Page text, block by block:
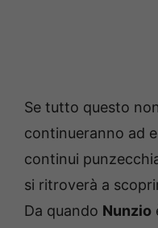
Se tutto questo
continueranno ad
continui
si ritroverà a
Da quando Nunzio